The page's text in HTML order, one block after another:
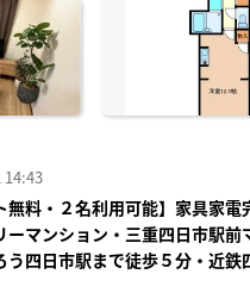
14:43
無料・２名利用可能】家具家電
ーマンション・三重四日市駅前
う四日市駅まで徒歩５分・近鉄